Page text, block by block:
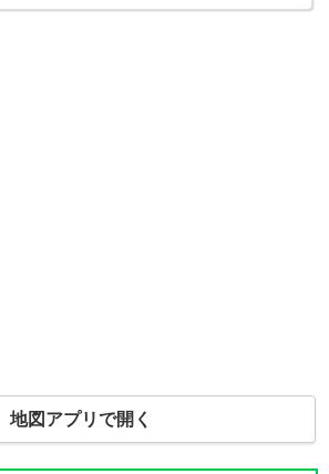
地図アプリで開く